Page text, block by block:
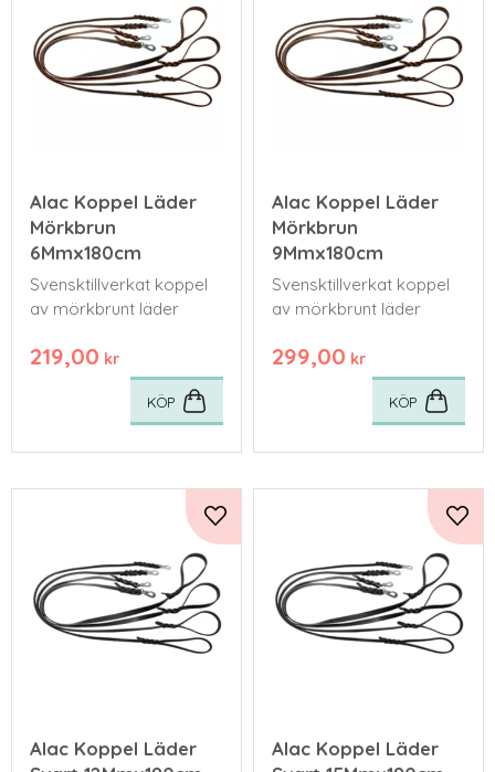
Alac Koppel Läder
Mörkbrun
6Mmx180cm
Svensktillverkat koppel
av mörkbrunt läder
219,00 kr
KÖP
Alac Koppel Läder
Mörkbrun
9Mmx180cm
Svensktillverkat koppel
av mörkbrunt läder
299,00 kr
KÖP
Alac Koppel Läder
Lägg till i favoriter
Alac Koppel Läder